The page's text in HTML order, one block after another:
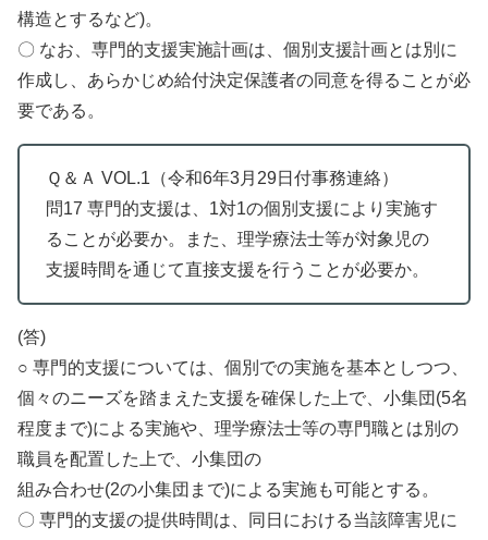
構造とするなど)。
〇 なお、専門的支援実施計画は、個別支援計画とは別に
作成し、あらかじめ給付決定保護者の同意を得ることが必
要である。
Ｑ＆Ａ VOL.1（令和6年3月29日付事務連絡）
問17 専門的支援は、1対1の個別支援により実施す
ることが必要か。また、理学療法士等が対象児の
支援時間を通じて直接支援を行うことが必要か。
(答)
○ 専門的支援については、個別での実施を基本としつつ、
個々のニーズを踏まえた支援を確保した上で、小集団(5名
程度まで)による実施や、理学療法士等の専門職とは別の
職員を配置した上で、小集団の
組み合わせ(2の小集団まで)による実施も可能とする。
〇 専門的支援の提供時間は、同日における当該障害児に